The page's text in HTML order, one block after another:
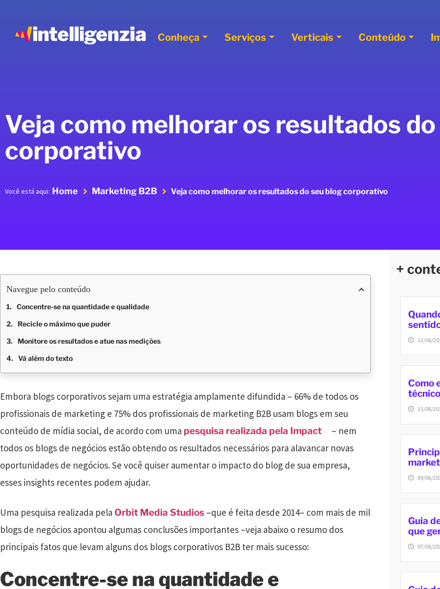
Conheça Serviços Verticais Conteúdo
Veja como melhorar os resultados
corporativo
Você está aqui: Home Marketing B2B Veja como melhorar os resultados do seu blog corporativo
Navegue pelo conteúdo
Concentre-se na quantidade e qualidade
Recicle o máximo que puder
Monitore os resultados e atue nas medições
Vá além do texto
Embora blogs corporativos sejam uma estratégia amplamente difundida – 66% de todos os
profissionais de marketing e 75% dos profissionais de marketing B2B usam blogs em seu
conteúdo de mídia social, de acordo com uma pesquisa realizada pela Impact – nem
todos os blogs de negócios estão obtendo os resultados necessários para alavancar novas
oportunidades de negócios. Se você quiser aumentar o impacto do blog de sua empresa,
esses insights recentes podem ajudar.
Uma pesquisa realizada pela Orbit Media Studios –que é feita desde 2014– com mais de mil
blogs de negócios apontou algumas conclusões importantes –veja abaixo o resumo dos
principais fatos que levam alguns dos blogs corporativos B2B ter mais sucesso:
Concentre-se na quantidade e
+
13/06/
Como
11/06/
09/06/
Guia
que
07/06/